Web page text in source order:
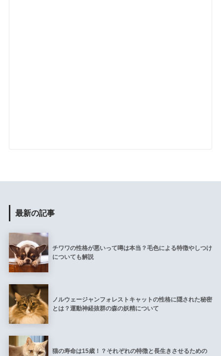
最新の記事
チワワの性格が悪いって噂は本当？毛色による特徴やしつけ
についても解説
ノルウェージャンフォレストキャットの性格に隠された秘密
とは？運動神経抜群の森の妖精について
猫の寿命は15歳！？それぞれの特徴と長生きさせるための